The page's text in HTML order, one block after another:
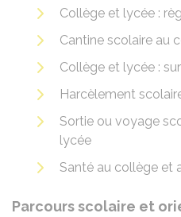
Collège et lycée :
Cantine scolaire au
Collège et lycée :
Harcèlement
Sortie ou voyage
lycée
Santé au collège et
Parcours scolaire et